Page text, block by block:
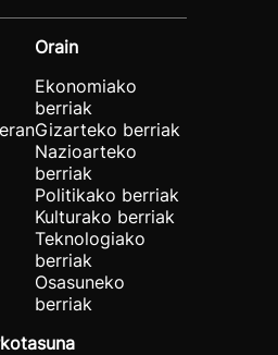
Orain
Ekonomiako
berriak
Gizarteko berriak
Nazioarteko
berriak
Politikako berriak
Kulturako berriak
Teknologiako
berriak
Osasuneko
berriak